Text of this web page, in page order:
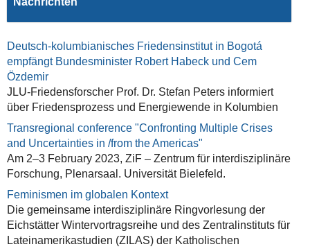
Deutsch-kolumbianisches Friedensinstitut in Bogotá
empfängt Bundesminister Robert Habeck und Cem
Özdemir
JLU-Friedensforscher Prof. Dr. Stefan Peters informiert
über Friedensprozess und Energiewende in Kolumbien
Transregional conference "Confronting Multiple Crises
and Uncertainties in /from the Americas"
Am 2–3 February 2023, ZiF – Zentrum für interdisziplinäre
Forschung, Plenarsaal. Universität Bielefeld.
Feminismen im globalen Kontext
Die gemeinsame interdisziplinäre Ringvorlesung der
Eichstätter Wintervortragsreihe und des Zentralinstituts für
Lateinamerikastudien (ZILAS) der Katholischen